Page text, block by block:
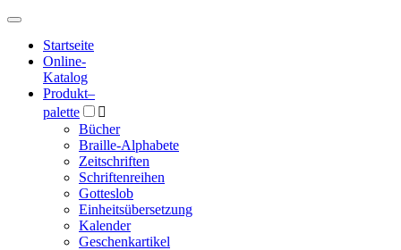
Hauptmenü
Hauptmenü
Startseite
Online-
Katalog
Produkt–
palette

Bücher
Braille-Alphabete
Zeitschriften
Schriftenreihen
Gotteslob
Einheitsübersetzung
Kalender
Geschenkartikel